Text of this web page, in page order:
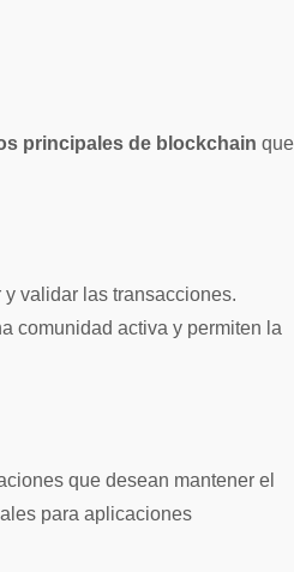
principales de blockchain que
validar las transacciones.
comunidad activa y permiten la
que desean mantener el
para aplicaciones